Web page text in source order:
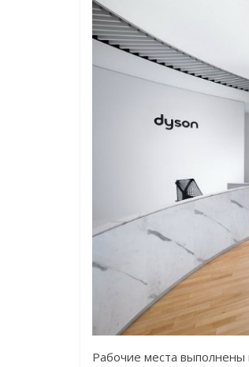
Рабочие места